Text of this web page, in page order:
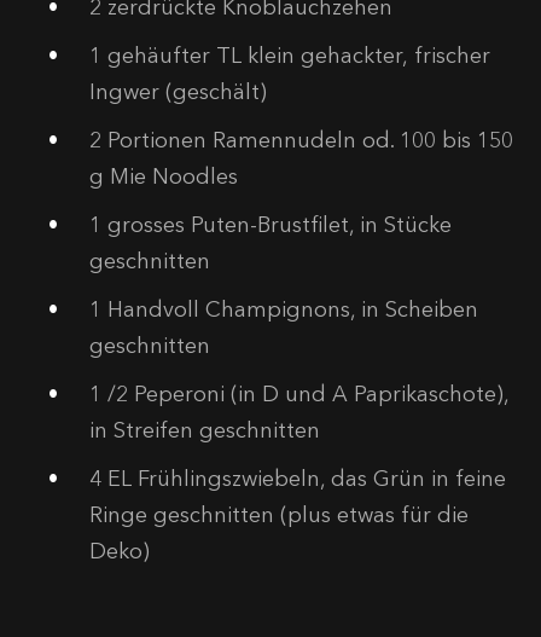
2 zerdrückte Knoblauchzehen
1 gehäufter TL klein gehackter, frischer
Ingwer (geschält)
2 Portionen Ramennudeln od. 100 bis 150
g Mie Noodles
1 grosses Puten-Brustfilet, in Stücke
geschnitten
1 Handvoll Champignons, in Scheiben
geschnitten
1 /2 Peperoni (in D und A Paprikaschote),
in Streifen geschnitten
4 EL Frühlingszwiebeln, das Grün in feine
Ringe geschnitten (plus etwas für die
Deko)